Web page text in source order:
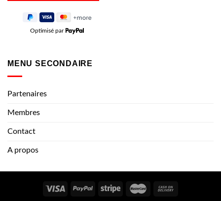
Optimisé par
MENU SECONDAIRE
Partenaires
Membres
Contact
A propos